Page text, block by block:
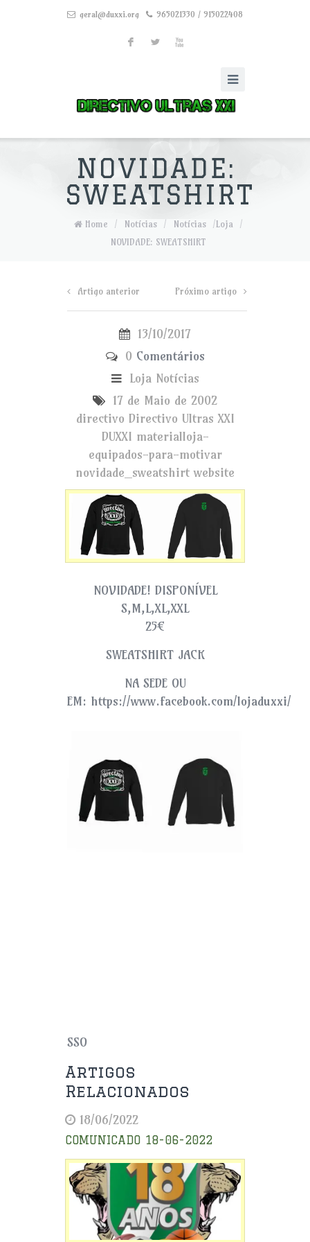
geral@duxxi.org 965021330 / 915022408
F L X
NOVIDADE:
SWEATSHIRT
Home / Notícias / Notícias /Loja
/
NOVIDADE: SWEATSHIRT
Artigo anterior Próximo artigo
13/10/2017
0 Comentários
Loja Notícias
17 de Maio de 2002
directivo Directivo Ultras XXI
DUXXI materialloja-
equipados-para-motivar
novidade_sweatshirtwebsite
NOVIDADE! DISPONÍVEL
S,M,L,XL,XXL
25€
SWEATSHIRT JACK
NA SEDE OU
EM: https://www.facebook.com/lojaduxxi/
SSO
Artigos
Relacionados
18/06/2022
COMUNICADO 18-06-2022